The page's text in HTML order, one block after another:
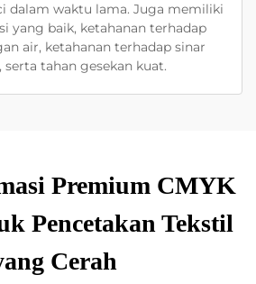
dalam waktu lama. Juga memiliki
yang baik, ketahanan terhadap
air, ketahanan terhadap sinar
serta tahan gesekan kuat.
Premium CMYK
Pencetakan Tekstil
Cerah